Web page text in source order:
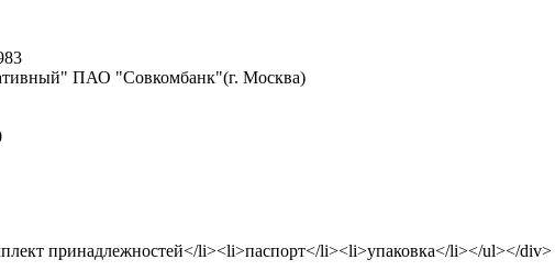
ПАО "Совкомбанк"(г. Москва)
принадлежностей</li><li>паспорт</li><li>упаковка</li></ul></div>